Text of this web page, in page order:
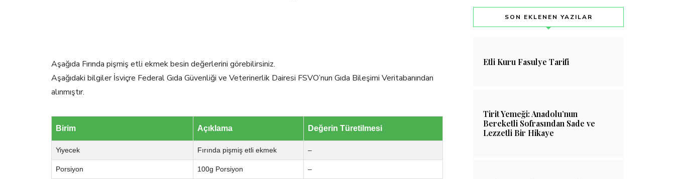
Aşağıda Fırında pişmiş etli ekmek besin değerlerini görebilirsiniz.
Aşağıdaki bilgiler İsviçre Federal Gıda Güvenliği ve Veterinerlik Dairesi FSVO’nun Gıda Bileşimi Veritabanından
alınmıştır.
Birim Açıklama Değerin Türetilmesi
Yiyecek Fırında pişmiş etli ekmek –
Porsiyon 100g Porsiyon –
SON EKLENEN YAZILAR
Etli Kuru Fasulye Tarifi
Tirit Yemeği: Anadolu’nun
Bereketli Sofrasından Sade ve
Lezzetli Bir Hikaye